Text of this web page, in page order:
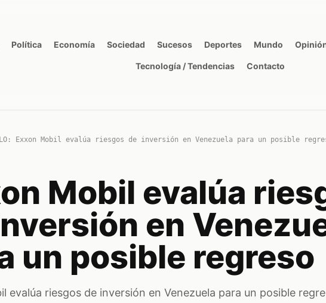
Política Economía Sociedad Sucesos Deportes Mundo
Tecnología / Tendencias Contacto
Exxon Mobil evalúa riesgos de inversión en Venezuela para un posible
Mobil evalúa
en
un posible regreso
evalúa riesgos de inversión en Venezuela para un posible